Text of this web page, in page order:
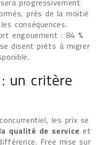
progressivement
près de la moitié
conséquences.
engouement : 84 %
disent prêts à migrer
un critère
les prix se
la qualité de service et
Free mise sur